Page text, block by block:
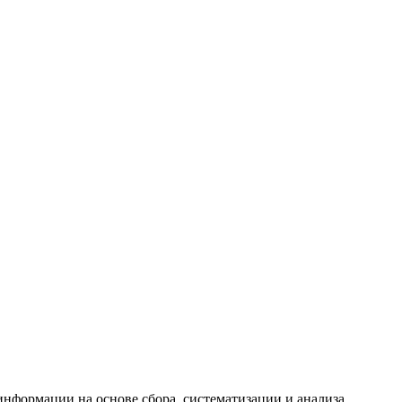
на основе сбора, систематизации и анализа